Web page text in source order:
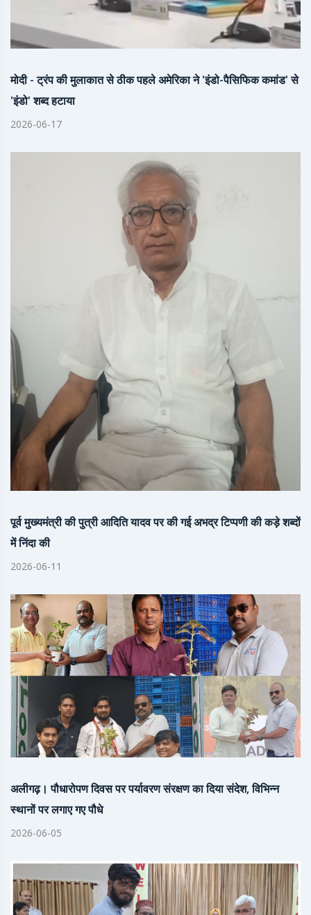
मोदी - ट्रंप की मुलाकात से ठीक पहले अमेरिका ने 'इंडो-पैसिफिक कमांड' से
'इंडो' शब्द हटाया
2026-06-17
पूर्व मुख्यमंत्री की पुत्री आदिति यादव पर की गई अभद्र टिप्पणी की कड़े शब्दों
में निंदा की
2026-06-11
अलीगढ़। पौधारोपण दिवस पर पर्यावरण संरक्षण का दिया संदेश, विभिन्न
स्थानों पर लगाए गए पौधे
2026-06-05